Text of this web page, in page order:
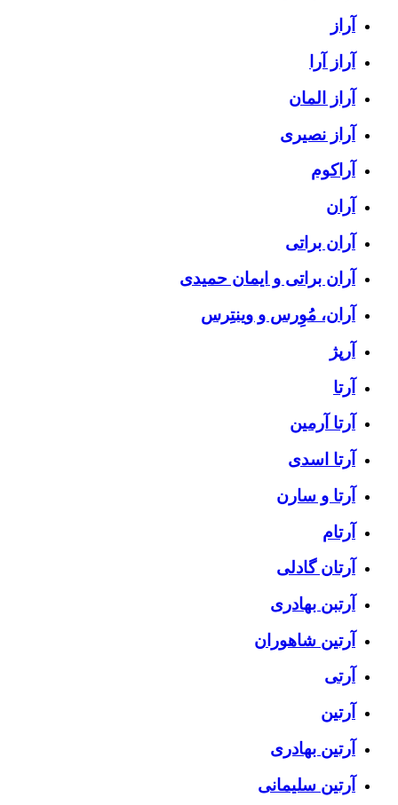
آراز
آراز آرا
آراز المان
آراز نصیری
آراکوم
آران
آران براتی
آران براتی و ایمان حمیدی
آران، مُوِرس و وینتِرس
آرپژ
آرتا
آرتا آرمین
آرتا اسدی
آرتا و سارن
آرتام
آرتان گادلی
آرتبن بهادری
آرتين شاهوران
آرتی
آرتین
آرتین بهادری
آرتین سلیمانی